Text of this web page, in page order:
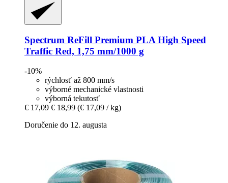
Spectrum ReFill Premium PLA High Speed
Traffic Red, 1,75 mm/1000 g
-10%
rýchlosť až 800 mm/s
výborné mechanické vlastnosti
výborná tekutosť
€ 17,09 € 18,99 (€ 17,09 / kg)
Doručenie do 12. augusta